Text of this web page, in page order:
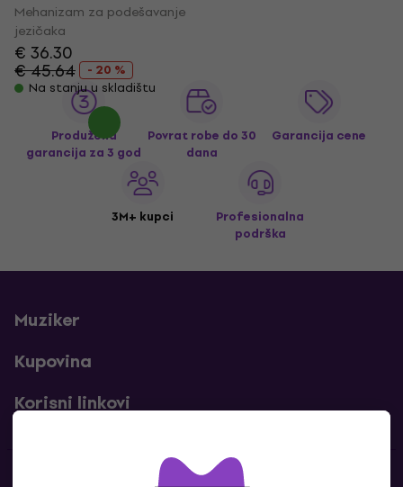
Mehanizam za podešavanje
jezičaka
€ 36.30
€ 45.64
- 20 %
Na stanju u skladištu
Produžena
garancija za 3 god
Povrat robe do 30
dana
Garancija cene
3M+ kupci
Profesionalna
podrška
Muziker
Kupovina
Korisni linkovi